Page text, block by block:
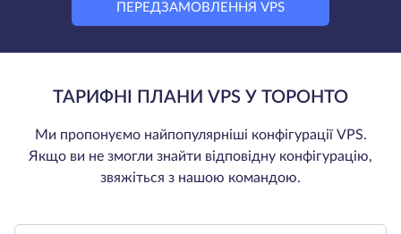
ПЕРЕДЗАМОВЛЕННЯ VPS
ТАРИФНІ ПЛАНИ VPS У ТОРОНТО
Ми пропонуємо найпопулярніші конфігурації VPS.
Якщо ви не змогли знайти відповідну конфігурацію,
звяжіться з нашою командою.